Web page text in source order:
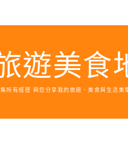
遊美食
所有經歷 與您分享我的旅遊、美食與生活美